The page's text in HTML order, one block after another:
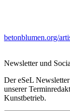
betonblumen.org/
Newsletter und
Der eSeL
unserer
Kunstbetrieb.